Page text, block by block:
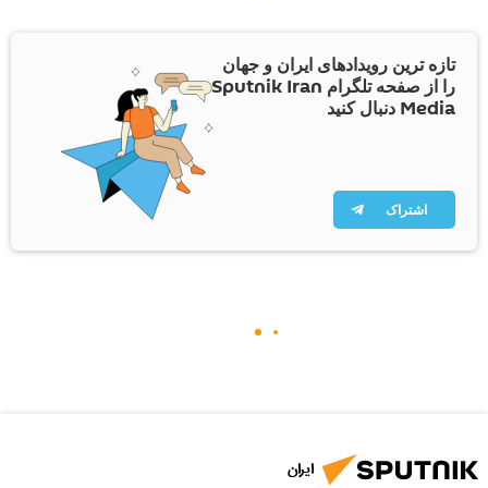
تازه ترین رویدادهای ایران و جهان
را از صفحه تلگرام Sputnik Iran
Media دنبال کنید
اشتراک
ایران